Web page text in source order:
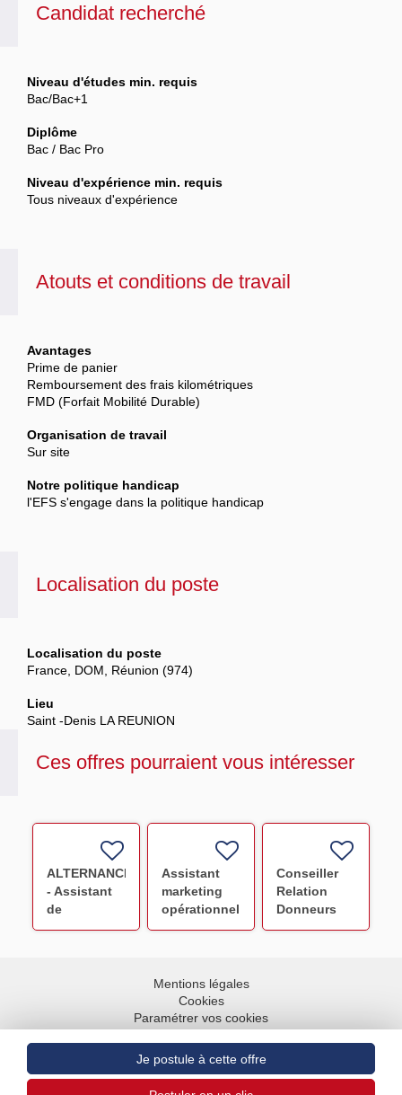
Candidat recherché
Niveau d'études min. requis
Bac/Bac+1
Diplôme
Bac / Bac Pro
Niveau d'expérience min. requis
Tous niveaux d'expérience
Atouts et conditions de travail
Avantages
Prime de panier
Remboursement des frais kilométriques
FMD (Forfait Mobilité Durable)
Organisation de travail
Sur site
Notre politique handicap
l'EFS s'engage dans la politique handicap
Localisation du poste
Localisation du poste
France, DOM, Réunion (974)
Lieu
Saint -Denis LA REUNION
Ces offres pourraient vous intéresser
ALTERNANCE
- Assistant
de
communication
Assistant
marketing
opérationnel
en
REUNION
OCEAN
INDIEN F/H
Conseiller
Relation
Donneurs
F/H
Mentions légales
Cookies
Paramétrer vos cookies
Plan du site
Aller en haut